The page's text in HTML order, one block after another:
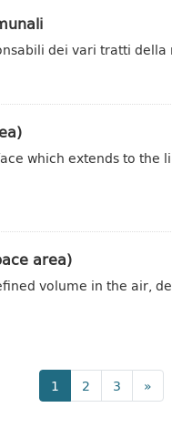
dei vari tratti
which extends to
area)
volume in the air,
1 2 3 »